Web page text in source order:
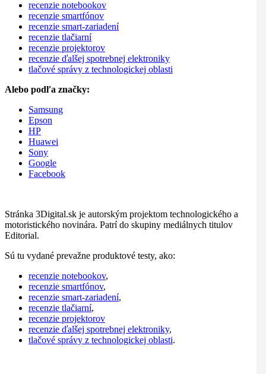
recenzie notebookov
recenzie smartfónov
recenzie smart-zariadení
recenzie tlačiarní
recenzie projektorov
recenzie ďalšej spotrebnej elektroniky
tlačové správy z technologickej oblasti
Alebo podľa značky:
Samsung
Epson
HP
Huawei
Sony
Google
Facebook
Stránka 3Digital.sk je autorským projektom technologického a
motoristického novinára. Patrí do skupiny mediálnych titulov
Editorial.
Sú tu vydané prevažne produktové testy, ako:
recenzie notebookov,
recenzie smartfónov,
recenzie smart-zariadení,
recenzie tlačiarní,
recenzie projektorov
recenzie ďalšej spotrebnej elektroniky,
tlačové správy z technologickej oblasti.